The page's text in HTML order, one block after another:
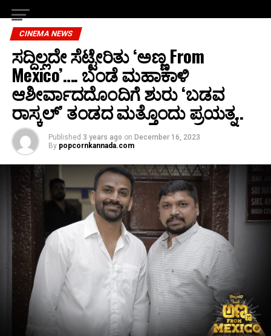
CINEMA NEWS
ಸದ್ದಿಲ್ಲದೇ ಸೆಟ್ಟೇರಿತು ‘ಅಣ್ಣ From
Mexico’…. ಬಂಡೆ ಮಹಾಕಾಳಿ
ಆಶೀರ್ವಾದದೊಂದಿಗೆ ಶುರು ‘ಬಡವ
ರಾಸ್ಕಲ್’ ತಂಡದ ಮತ್ತೊಂದು ಪ್ರಯತ್ನ..
Published 3 years ago on December 16, 2023
By popcornkannada.com